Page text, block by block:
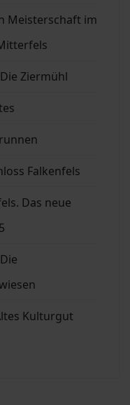
Meisterschaft im
Ziermühl
Falkenfels
Das neue
Kulturgut